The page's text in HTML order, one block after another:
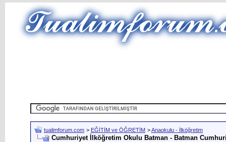
tualimforum.com > EĞİTİM ve ÖĞRETİM >Anaokulu - İlköğretim
Cumhuriyet İlköğretim Okulu Batman - Batman